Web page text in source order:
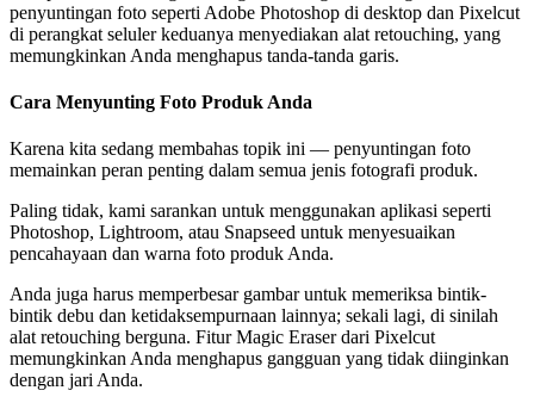
penyuntingan foto seperti Adobe Photoshop di desktop dan Pixelcut
di perangkat seluler keduanya menyediakan alat retouching, yang
memungkinkan Anda menghapus tanda-tanda garis.
Cara Menyunting Foto Produk Anda
Karena kita sedang membahas topik ini — penyuntingan foto
memainkan peran penting dalam semua jenis fotografi produk.
Paling tidak, kami sarankan untuk menggunakan aplikasi seperti
Photoshop, Lightroom, atau Snapseed untuk menyesuaikan
pencahayaan dan warna foto produk Anda.
Anda juga harus memperbesar gambar untuk memeriksa bintik-
bintik debu dan ketidaksempurnaan lainnya; sekali lagi, di sinilah
alat retouching berguna. Fitur Magic Eraser dari Pixelcut
memungkinkan Anda menghapus gangguan yang tidak diinginkan
dengan jari Anda.